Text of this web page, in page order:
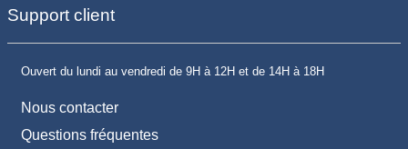
Support client
Ouvert du lundi au vendredi de 9H à 12H et de 14H à 18H
Nous contacter
Questions fréquentes